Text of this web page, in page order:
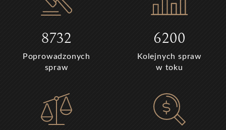
8732
Poprowadzonych
spraw
6200
Kolejnych spraw
w toku